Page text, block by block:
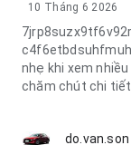
10 Tháng 6 2026
nhẹ khi xem
chăm chút chi tiết
do.van.son